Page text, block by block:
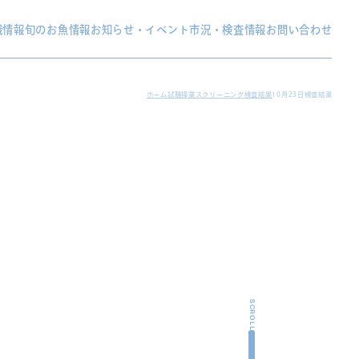
情報旬のお魚情報お知らせ・イベント市況・検査情報お問い合わせ
ホーム 試験操業スクリーニング検査結果10月23日検査結果
SCROLL